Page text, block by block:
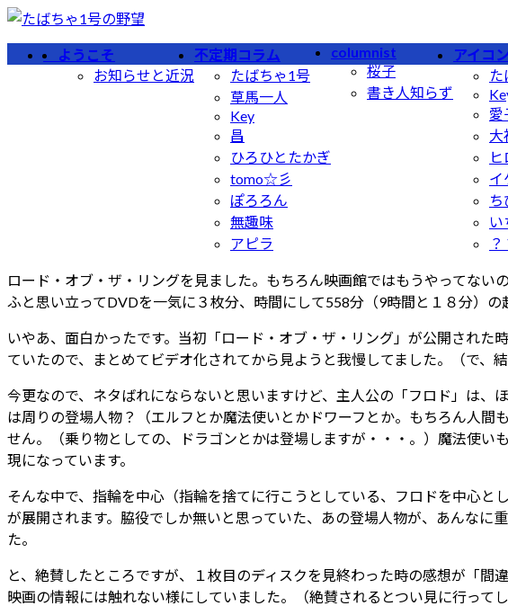
コ
ン
テ
ナ
ビ
ゲ
ようこそ
お知らせと近況
不定期コラム
たばちゃ1号
草馬一人
Key
昌
ひろひとたかぎ
tomo☆彡
ぽろろん
無趣味
アピラ
columnist
桜子
書き人知らず
アイコン
た
愛
大
ヒ
イ
ち
い
？
ロード・オブ・ザ・リングを見ました。もちろん映画館ではもうやってない
ふと思い立ってDVDを一気に３枚分、時間にして558分（9時間と１８分）の
いやあ、面白かったです。当初「ロード・オブ・ザ・リング」が公開され
ていたので、まとめてビデオ化されてから見ようと我慢してました。（で、
今更なので、ネタばれにならないと思いますけど、主人公の「フロド」は
は周りの登場人物？（エルフとか魔法使いとかドワーフとか。もちろん人
せん。（乗り物としての、ドラゴンとかは登場しますが・・・。）魔法使
現になっています。
そんな中で、指輪を中心（指輪を捨てに行こうとしている、フロドを中心と
が展開されます。脇役でしか無いと思っていた、あの登場人物が、あんな
た。
と、絶賛したところですが、１枚目のディスクを見終わった時の感想が「
映画の情報には触れない様にしていました。（絶賛されるとつい見に行って